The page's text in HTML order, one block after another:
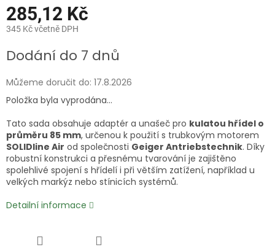
285,12 Kč
345 Kč včetně DPH
cena:
Dodání do 7 dnů
Můžeme doručit do: 17.8.2026
Položka byla vyprodána…
Tato sada obsahuje adaptér a unašeč pro kulatou hřídel o
průměru 85 mm, určenou k použití s trubkovým motorem
SOLIDline Air od společnosti Geiger Antriebstechnik. Díky
robustní konstrukci a přesnému tvarování je zajištěno
spolehlivé spojení s hřídelí i při větším zatížení, například u
velkých markýz nebo stínicích systémů.
Detailní informace